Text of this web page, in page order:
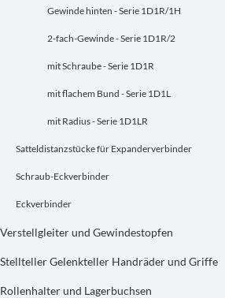
Gewinde hinten - Serie 1D1R/1H
2-fach-Gewinde - Serie 1D1R/2
mit Schraube - Serie 1D1R
mit flachem Bund - Serie 1D1L
mit Radius - Serie 1D1LR
Satteldistanzstücke für Expanderverbinder
Schraub-Eckverbinder
Eckverbinder
Verstellgleiter und Gewindestopfen
Stellteller Gelenkteller Handräder und Griffe
Rollenhalter und Lagerbuchsen